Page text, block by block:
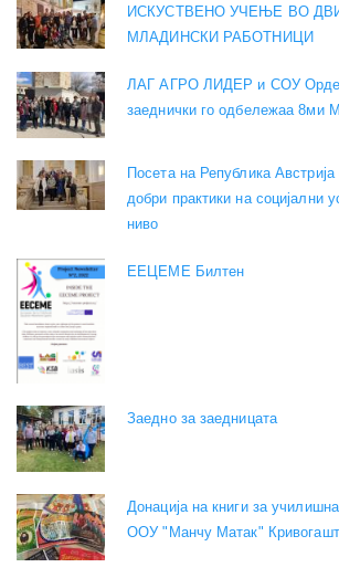
ИСКУСТВЕНО УЧЕЊЕ ВО
МЛАДИНСКИ РАБОТНИЦИ
ЛАГ АГРО ЛИДЕР и СОУ Орде
заеднички го одбележаа 8ми
Посета на Република
добри практики на социјални
ниво
EEЦЕМЕ Билтен
Заедно за заедницата
Донација на книги за
ООУ "Манчу Матак"